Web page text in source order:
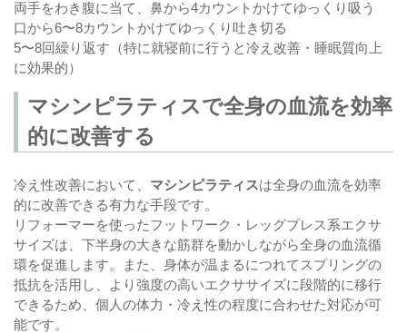
両手をわき腹に当て、鼻から4カウントかけてゆっくり吸う
口から6〜8カウントかけてゆっくり吐き切る
5〜8回繰り返す（特に就寝前に行うと冷え改善・睡眠質向上
に効果的）
マシンピラティスで全身の血流を効率
的に改善する
冷え性改善において、 マシンピラティスは全身の血流を効率
的に改善できる有力な手段です。
リフォーマーを使ったフットワーク・レッグプレス系エクサ
サイズは、下半身の大きな筋群を動かしながら全身の血流循
環を促進します。また、身体が温まるにつれてスプリングの
抵抗を活用し、より強度の高いエクササイズに段階的に移行
できるため、個人の体力・冷え性の程度に合わせた対応が可
能です。